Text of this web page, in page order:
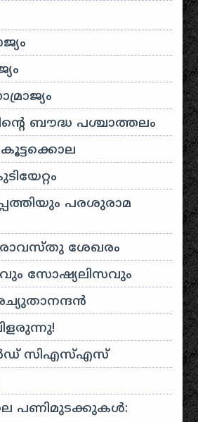
ബൗദ്ധ പശ്ചാത്തലം
പരശുരാമ
ശേഖരം
സോഷ്യലിസവും
സി‌എസ്‌എസ്
പണിമുടക്കുകൾ: